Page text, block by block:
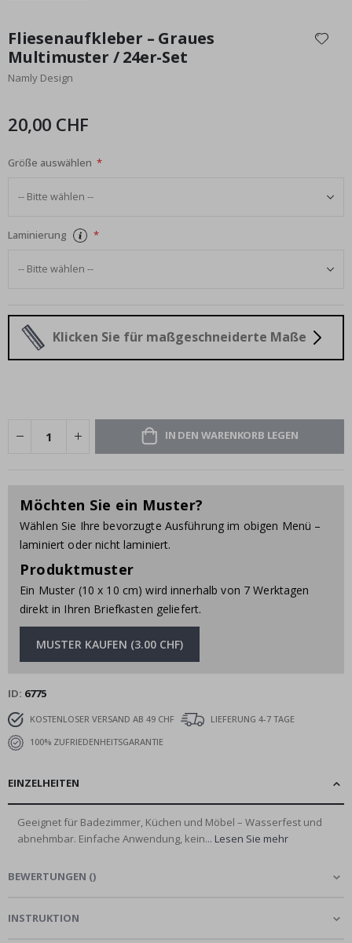
Anfang
der
Bildgalerie
springen
Fliesenaufkleber – Graues
Multimuster / 24er-Set
Namly Design
20,00 CHF
Größe auswählen
Laminierung
Klicken Sie für maßgeschneiderte Maße
IN DEN WARENKORB LEGEN
Möchten Sie ein Muster?
Wählen Sie Ihre bevorzugte Ausführung im obigen Menü –
laminiert oder nicht laminiert.
Produktmuster
Ein Muster (10 x 10 cm) wird innerhalb von 7 Werktagen
direkt in Ihren Briefkasten geliefert.
MUSTER KAUFEN (3.00 CHF)
ID 6775
KOSTENLOSER VERSAND AB 49 CHF
LIEFERUNG 4-7 TAGE
100% ZUFRIEDENHEITSGARANTIE
EINZELHEITEN
Geeignet für Badezimmer, Küchen und Möbel – Wasserfest und
abnehmbar. Einfache Anwendung, kein... Lesen Sie mehr
BEWERTUNGEN ()
INSTRUKTION